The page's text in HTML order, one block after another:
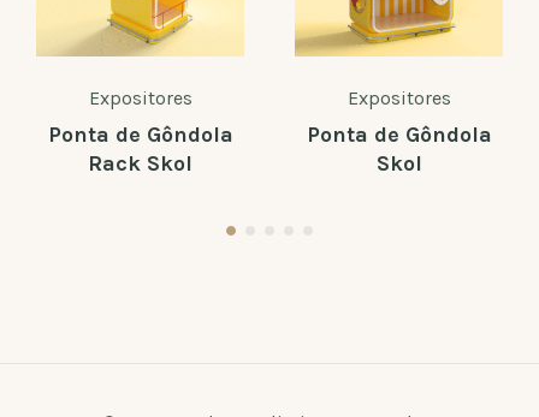
Expositores
Ponta de Gôndola
Rack Skol
Expositores
Ponta de Gôndola
Skol